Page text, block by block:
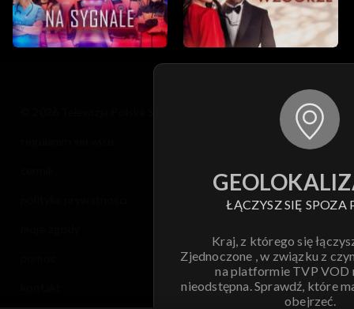
ŁĄCZYSZ SIĘ SPOZA
Kraj, z którego się
Zjednoczone , w związku z
na platformie TVP VOD
nieodstępna. Sprawdź, które
obejrzeć.